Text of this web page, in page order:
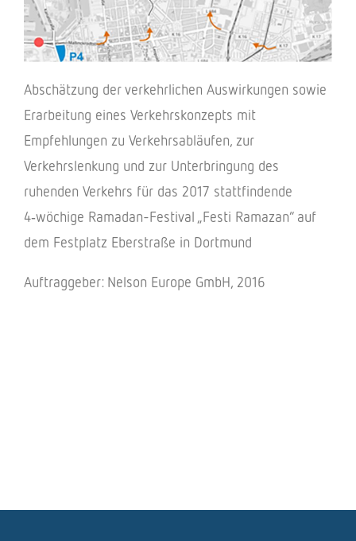
Abschät­zung der verkehr­li­chen Auswir­kun­gen sowie
Erar­bei­tung eines Verkehrs­kon­zepts mit
Empfeh­lun­gen zu Verkehrs­ab­läu­fen, zur
Verkehrs­len­kung und zur Unter­brin­gung des
ruhen­den Verkehrs für das 2017 statt­fin­dende
4‑wöchige Rama­dan-Festi­val „Festi Rama­zan“ auf
dem Fest­platz Eber­straße in Dortmund
Auftrag­ge­ber: Nelson Europe GmbH, 2016